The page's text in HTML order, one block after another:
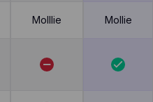
Molllie Mollie